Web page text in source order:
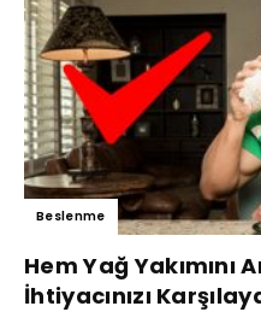
Beslenme
Hem Yağ Yakımını
İhtiyacınızı